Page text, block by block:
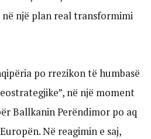
një plan real transformimi
po rrezikon të humbasë
në një moment
Ballkanin Perëndimor po aq
Në reagimin e saj,